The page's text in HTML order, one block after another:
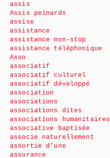
assis
Assis peinards
assise
assistance
assistance non-stop
assistance téléphonique
Asso
associatif
associatif culturel
associatif développé
association
associations
associations dites
associations humanitaires
associative baptisée
associe naturellement
assortie d’une
assurance